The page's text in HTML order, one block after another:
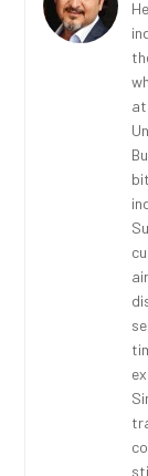
at